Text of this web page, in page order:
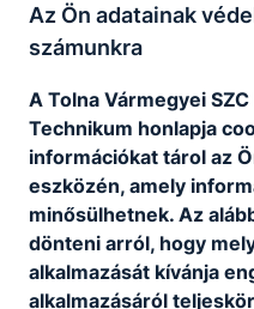
óraszámok és a
némileg eltérhetnek
Képzési és
meghatározott
szakképzési
szakképző
szakmai vizsgára
iskolák más és más
kapcsolatban. Az
Az Ön adatainak
számunkra
A Tolna Vármegyei
Technikum honlapja
információkat tárol az
eszközén, amely
minősülhetnek. Az
dönteni arról, hogy
alkalmazását kívánja
alkalmazásáról